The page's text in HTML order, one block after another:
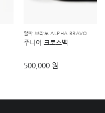
알파 브라보 ALPHA BRAVO
주니어 크로스백
500,000 원